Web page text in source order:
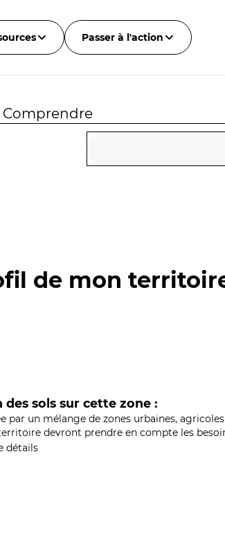
Passer à l'action
Comprendre
de mon
des sols sur cette zone :
un mélange de zones urbaines,
devront prendre en compte les
détails